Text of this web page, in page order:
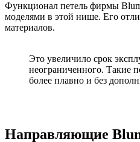
Функционал петель фирмы
моделями в этой нише. Его
материалов.
Это увеличило срок
неограниченного. Такие
более плавно и без
Направляющие